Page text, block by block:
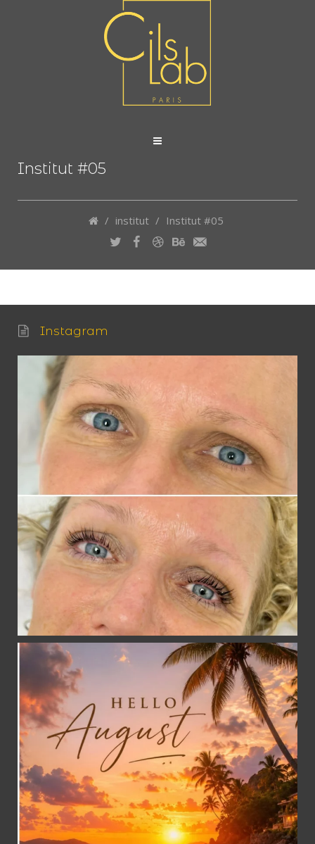
Institut #05
/ institut / Institut #05
Instagram